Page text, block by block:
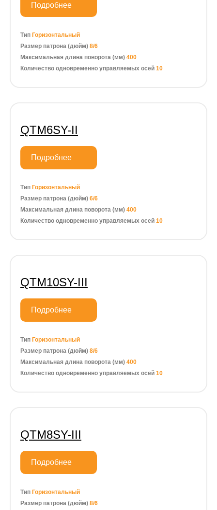
Подробнее
Тип Горизонтальный
Размер патрона (дюйм) 8/6
Максимальная длина поворота (мм) 400
Количество одновременно управляемых осей 10
QTM6SY-II
Подробнее
Тип Горизонтальный
Размер патрона (дюйм) 6/6
Максимальная длина поворота (мм) 400
Количество одновременно управляемых осей 10
QTM10SY-III
Подробнее
Тип Горизонтальный
Размер патрона (дюйм) 8/6
Максимальная длина поворота (мм) 400
Количество одновременно управляемых осей 10
QTM8SY-III
Подробнее
Тип Горизонтальный
Размер патрона (дюйм) 8/6